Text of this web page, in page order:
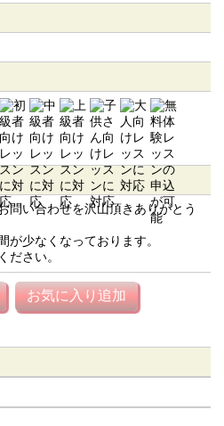
問い合わせを沢山頂きありがとう
が少なくなっております。
ださい。
お気に入り追加